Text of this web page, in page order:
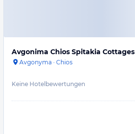
Avgonima Chios Spitakia Cottages
Avgonyma · Chios
Keine Hotelbewertungen